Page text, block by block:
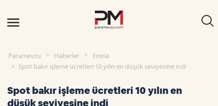
Paramevzu Haberler
Emtia
Spot bakır işleme ücretleri 10 yılın en düşük seviyesine indi
Spot bakır işleme ücretleri 10 yılın en
düşük seviyesine indi